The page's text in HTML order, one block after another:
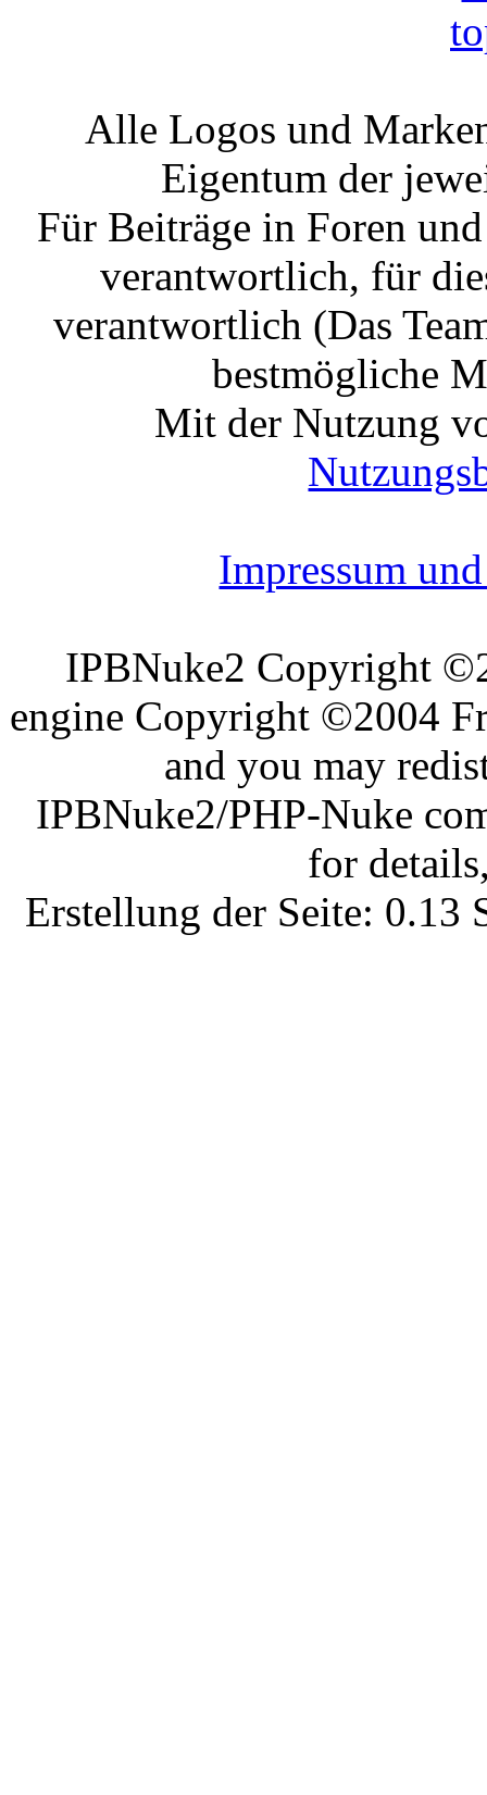
Alle Logos und
Eigentum der
Für Beiträge in Foren
verantwortlich, für
verantwortlich (Das
bestmögliche
Mit der Nutzung
Impressum
IPBNuke2 Copyright
engine Copyright ©2004
and you may
IPBNuke2/PHP-Nuke
for
Erstellung der Seite: 0.13